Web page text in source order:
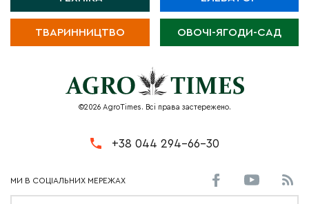
ТВАРИННИЦТВО ОВОЧІ-ЯГОДИ-САД
©2026 AgroTimes. Всі права застережено.
+38 044 294-66-30